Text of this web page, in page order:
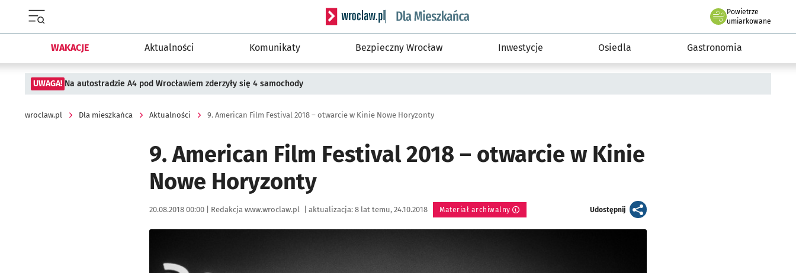
Serwis informacyjny wroclaw.pl podserwis: Dla mieszkańca
Powietrze
we Wrocławiu
umiarkowane
WAKACJE Aktualności Komunikaty Bezpieczny Wrocław Inwestycje Osiedla Gastronomia
UWAGA! Na autostradzie A4 pod Wrocławiem zderzyły się 4 samochody
wroclaw.pl Dla mieszkańca Aktualności 9. American Film Festival 2018 – otwarcie w Kinie Nowe Horyzonty
9. American Film Festival 2018 – otwarcie w Kinie
Nowe Horyzonty
Data publikacji:
20.08.2018 00:00 | Autor:
Redakcja www.wroclaw.pl aktualizacja: 8 lat temu, 24.10.2018 Materiał archiwalny Udostępnijartykuł